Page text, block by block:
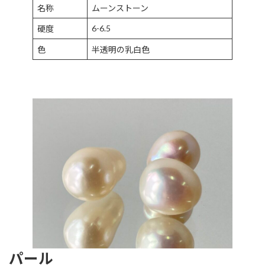
名称 ムーンストーン
硬度 6-6.5
色 半透明の乳白色
パール